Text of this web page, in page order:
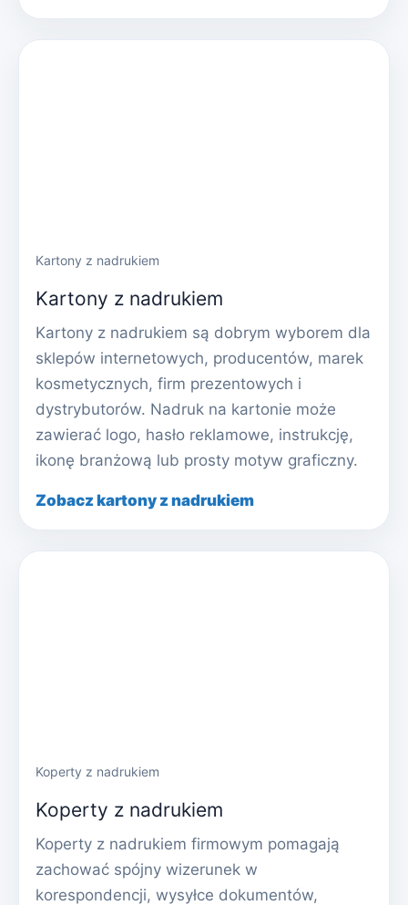
Kartony z nadrukiem
Kartony z nadrukiem
Kartony z nadrukiem są dobrym wyborem dla
sklepów internetowych, producentów, marek
kosmetycznych, firm prezentowych i
dystrybutorów. Nadruk na kartonie może
zawierać logo, hasło reklamowe, instrukcję,
ikonę branżową lub prosty motyw graficzny.
Zobacz kartony z nadrukiem
Koperty z nadrukiem
Koperty z nadrukiem
Koperty z nadrukiem firmowym pomagają
zachować spójny wizerunek w
korespondencji, wysyłce dokumentów,